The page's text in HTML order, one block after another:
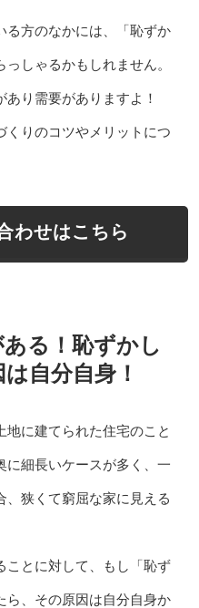
る方のなかには、「恥ずか
しゃるかもしれません。
り需要がありますよ！
くりのコツやメリットにつ
わせはこちら
る！恥ずかし
自分自身！
に建てられた住宅のこと
に細長いケースが多く、一
、狭くて窮屈な家に見える
ことに対して、もし「恥ず
ら、その原因は自分自身か